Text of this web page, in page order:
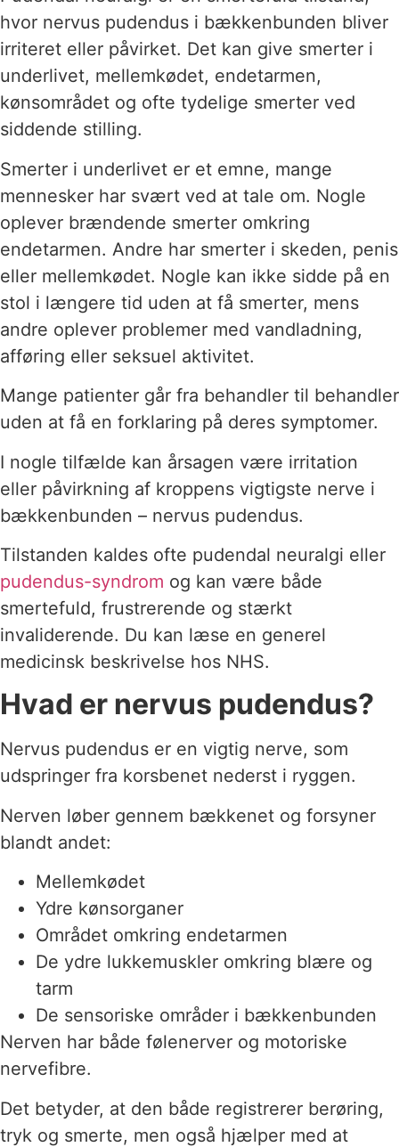
hvor nervus pudendus i bækkenbunden bliver
irriteret eller påvirket. Det kan give smerter i
underlivet, mellemkødet, endetarmen,
kønsområdet og ofte tydelige smerter ved
siddende stilling.
Smerter i underlivet er et emne, mange
mennesker har svært ved at tale om. Nogle
oplever brændende smerter omkring
endetarmen. Andre har smerter i skeden, penis
eller mellemkødet. Nogle kan ikke sidde på en
stol i længere tid uden at få smerter, mens
andre oplever problemer med vandladning,
afføring eller seksuel aktivitet.
Mange patienter går fra behandler til behandler
uden at få en forklaring på deres symptomer.
I nogle tilfælde kan årsagen være irritation
eller påvirkning af kroppens vigtigste nerve i
bækkenbunden – nervus pudendus.
Tilstanden kaldes ofte pudendal neuralgi eller
pudendus-syndrom og kan være både
smertefuld, frustrerende og stærkt
invaliderende. Du kan læse en generel
medicinsk beskrivelse hos NHS.
Hvad er nervus pudendus?
Nervus pudendus er en vigtig nerve, som
udspringer fra korsbenet nederst i ryggen.
Nerven løber gennem bækkenet og forsyner
blandt andet:
Mellemkødet
Ydre kønsorganer
Området omkring endetarmen
De ydre lukkemuskler omkring blære og
tarm
De sensoriske områder i bækkenbunden
Nerven har både følenerver og motoriske
nervefibre.
Det betyder, at den både registrerer berøring,
tryk og smerte, men også hjælper med at